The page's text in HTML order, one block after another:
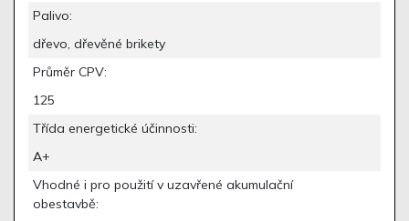
Palivo:
dřevo, dřevěné brikety
Průměr CPV:
125
Třída energetické účinnosti:
A+
Vhodné i pro použití v uzavřené akumulační
obestavbě: